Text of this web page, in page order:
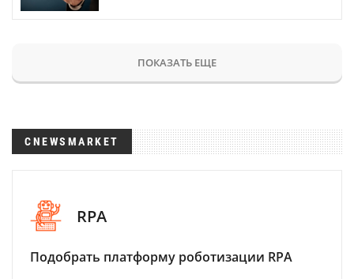
ПОКАЗАТЬ ЕЩЕ
CNEWSMARKET
RPA
Подобрать платформу роботизации RPA